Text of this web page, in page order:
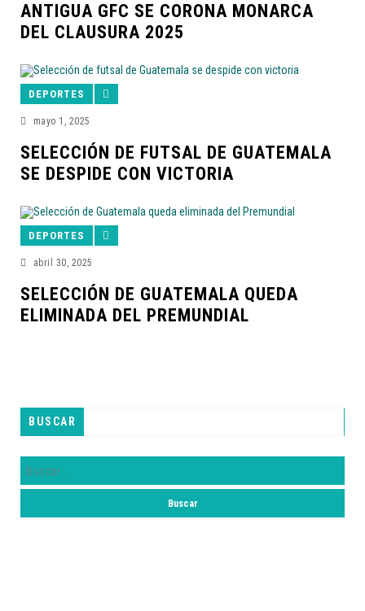
ANTIGUA GFC SE CORONA MONARCA
DEL CLAUSURA 2025
DEPORTES
mayo 1, 2025
SELECCIÓN DE FUTSAL DE GUATEMALA
SE DESPIDE CON VICTORIA
DEPORTES
abril 30, 2025
SELECCIÓN DE GUATEMALA QUEDA
ELIMINADA DEL PREMUNDIAL
BUSCAR